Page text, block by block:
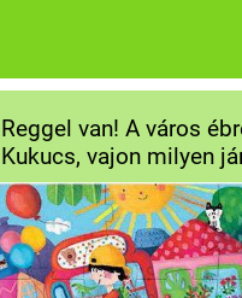
Reggel van! A város
Kukucs, vajon milyen